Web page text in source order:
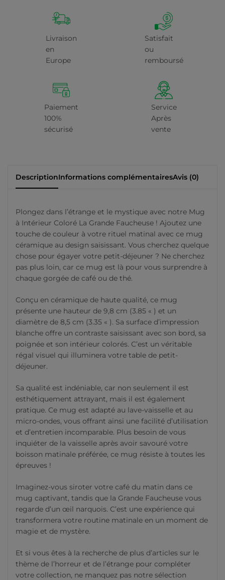
Livraison
en
Europe
Satisfait
ou
remboursé
Paiement
100%
sécurisé
Service
Après
vente
DescriptionInformations complémentairesAvis (0)
Plongez dans l’étrange et le mystique avec notre Mug
à Intérieur Coloré La Grande Faucheuse ! Ajoutez une
touche de couleur à votre rituel matinal avec ce mug
céramique au design saisissant. Vous cherchez quelque
chose pour égayer votre petit-déjeuner ? Ne cherchez
pas plus loin, car ce mug est là pour vous surprendre à
chaque gorgée de café ou de thé.
Conçu en céramique de haute qualité, ce mug
présente une hauteur de 9,8 cm (3.85 « ) et un
diamètre de 8,5 cm (3.35 « ). Sa surface d’impression
blanche offre un contraste saisissant avec son bord, sa
poignée et son intérieur colorés. C’est un véritable
régal visuel qui illuminera votre table de petit-
déjeuner.
Sa qualité est indéniable, car non seulement il est
esthétiquement attrayant, mais il est également
pratique. Ce mug est adapté au lave-vaisselle et au
micro-ondes, vous offrant ainsi une facilité d’utilisation
et d’entretien incomparable. Plus besoin de vous
inquiéter de la vaisselle après avoir savouré votre
boisson matinale préférée, ce mug résiste à toutes les
épreuves !
Imaginez-vous siroter votre café du matin dans ce
mug captivant, tandis que la Grande Faucheuse vous
regarde d’un œil narquois. C’est une expérience qui
transformera votre routine matinale en un moment de
magie et de mystère.
Et si vous êtes à la recherche de plus d’articles sur le
thème de l’horreur et de l’étrange pour compléter
votre collection, ne manquez pas notre sélection